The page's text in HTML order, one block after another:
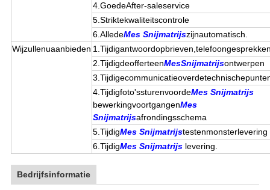
4.GoedeAfter-saleservice
5.Striktekwaliteitscontrole
6.AlledeMes Snijmatrijszijnautomatisch.
Wijzullenuaanbieden
2.TijdigdeofferteenMesSnijmatrijsontwerpen
4.Tijdigfoto'ssturenvoordeMes Snijmatrijs
bewerkingvoortgangenMes
Snijmatrijsafrondingsschema
5.TijdigMes Snijmatrijstestenmonsterlevering
6.TijdigMes Snijmatrijslevering.
Bedrijfsinformatie